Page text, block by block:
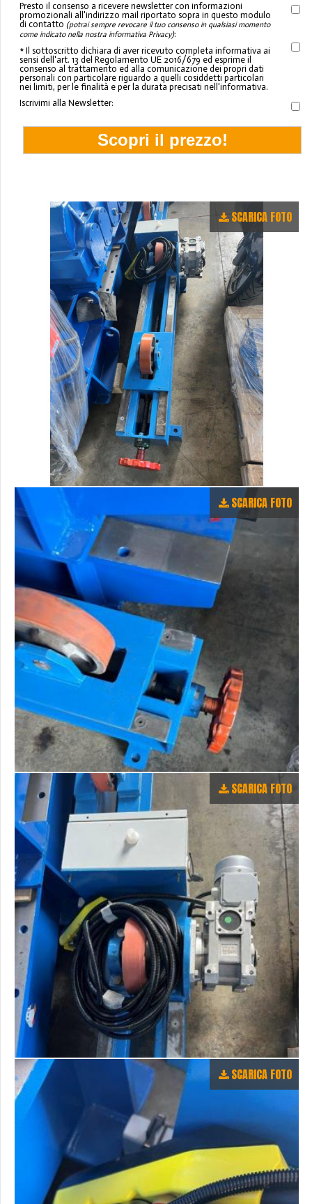
Presto il consenso a ricevere newsletter con informazioni
promozionali all'indirizzo mail riportato sopra in questo modulo
di contatto (potrai sempre revocare il tuo consenso in qualsiasi momento
come indicato nella nostra informativa Privacy):
* Il sottoscritto dichiara di aver ricevuto completa informativa ai
sensi dell'art. 13 del Regolamento UE 2016/679 ed esprime il
consenso al trattamento ed alla comunicazione dei propri dati
personali con particolare riguardo a quelli cosiddetti particolari
nei limiti, per le finalità e per la durata precisati nell'informativa.
Iscrivimi alla Newsletter:
SCARICA FOTO
SCARICA FOTO
SCARICA FOTO
SCARICA FOTO